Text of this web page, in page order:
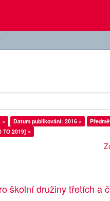
× Datum publikování: 2016 ×
TO 2019] ×
školní družiny třetích a